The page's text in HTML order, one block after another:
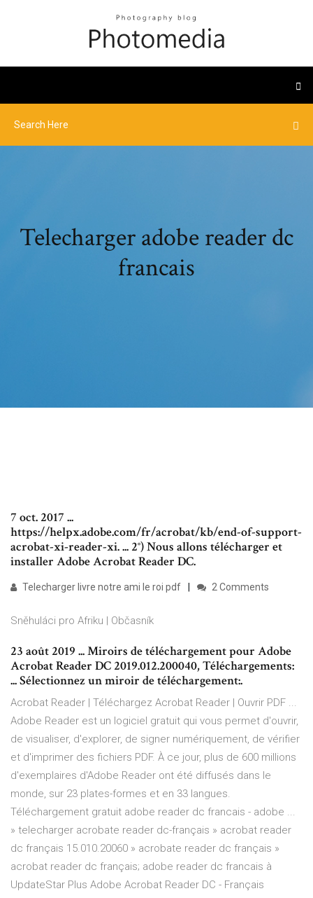
Telecharger adobe reader dc
francais
7 oct. 2017 ...
https://helpx.adobe.com/fr/acrobat/kb/end-of-support-
acrobat-xi-reader-xi. ... 2°) Nous allons télécharger et
installer Adobe Acrobat Reader DC.
Telecharger livre notre ami le roi pdf 2 Comments
Sněhuláci pro Afriku | Občasník
23 août 2019 ... Miroirs de téléchargement pour Adobe
Acrobat Reader DC 2019.012.200040, Téléchargements:
... Sélectionnez un miroir de téléchargement:.
Acrobat Reader | Téléchargez Acrobat Reader | Ouvrir PDF ...
Adobe Reader est un logiciel gratuit qui vous permet d'ouvrir,
de visualiser, d'explorer, de signer numériquement, de vérifier
et d'imprimer des fichiers PDF. À ce jour, plus de 600 millions
d'exemplaires d'Adobe Reader ont été diffusés dans le
monde, sur 23 plates-formes et en 33 langues.
Téléchargement gratuit adobe reader dc francais - adobe ...
» telecharger acrobate reader dc-français » acrobat reader
dc français 15.010.20060 » acrobate reader dc français »
acrobat reader dc français; adobe reader dc francais à
UpdateStar Plus Adobe Acrobat Reader DC - Français